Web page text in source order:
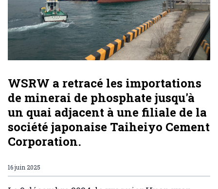
WSRW a retracé les importations
de minerai de phosphate jusqu'à
un quai adjacent à une filiale de la
société japonaise Taiheiyo Cement
Corporation.
16 juin 2025